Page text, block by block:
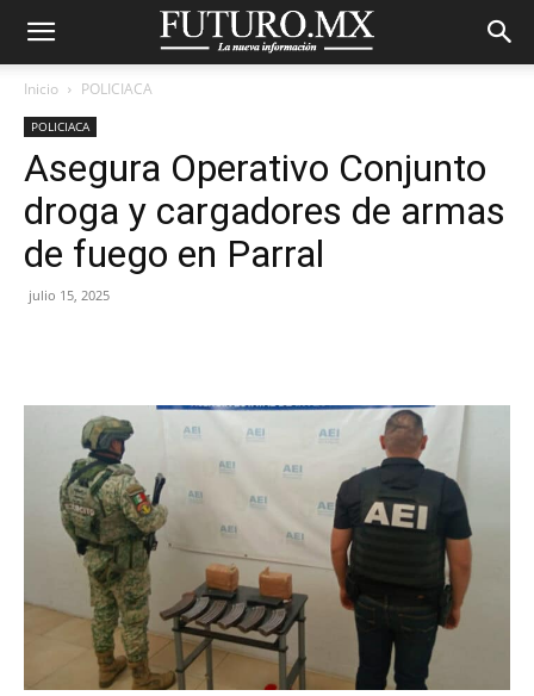
Inicio POLICIACA
POLICIACA
Asegura Operativo Conjunto
droga y cargadores de armas
de fuego en Parral
julio 15, 2025